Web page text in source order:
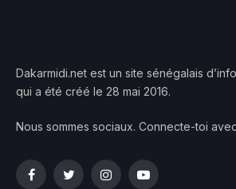
Dakarmidi.net est un site sénégalais
qui a été créé le 28 mai 2016.
Nous sommes sociaux. Connecte-toi
FacebookTwitterInstagramYouTube